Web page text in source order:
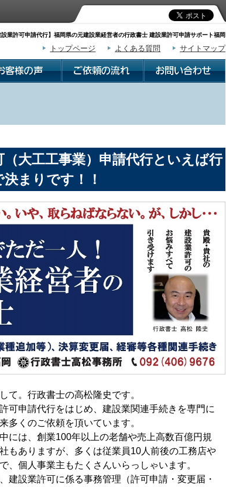
設業許可申請代行】福岡県の元建設業経営者の行政書士 建設業許可申請サポート福岡
トップページ よくある質問 サイトマップ
大工工事業）申請代行といえば行
まりです！！
て。行政書士の高松隆史です。
可申請代行をはじめ、建設業関連手続きを専門に
多くのご依頼を頂いています。
には、創業100年以上の老舗や売上高数百億円規
もありますが、多くは従業員10人前後の工務店や
、個人事業主もたくさんいらっしゃいます。
建設業許可に係る事務管理（許可申請・変更届・